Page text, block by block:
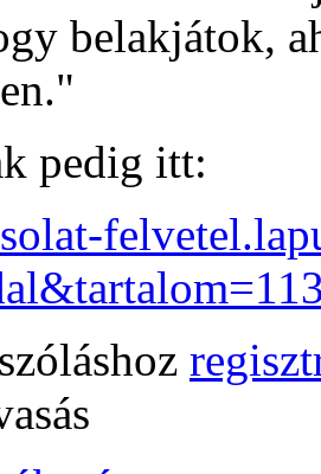
belakjátok,
pedig itt: